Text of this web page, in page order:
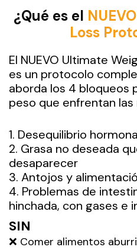
¿Qué es el
Loss
El NUEVO Ultimate
es un protocolo
aborda los 4 bloqueos
peso que enfrentan las
Desequilibrio
Grasa no deseada
desaparecer
Antojos y
Problemas de
hinchada, con gases e
SIN
❌ Comer alimentos